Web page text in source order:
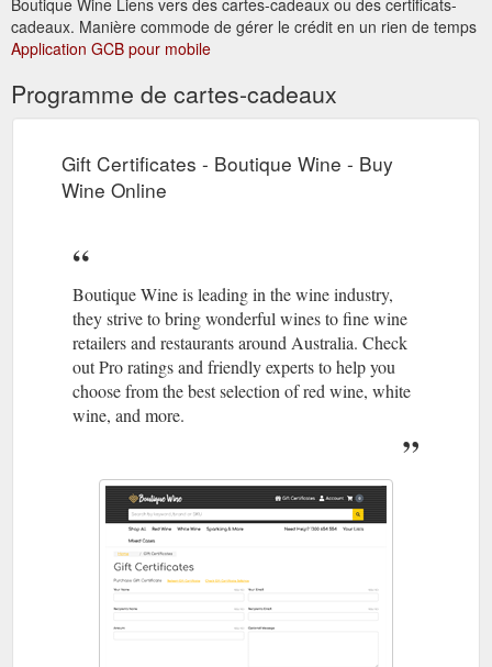
cadeaux. Manière commode de gérer le crédit en un rien de temps
Application GCB pour mobile
Programme de cartes-cadeaux
Gift Certificates - Boutique Wine - Buy
Wine Online
Boutique Wine is leading in the wine industry,
they strive to bring wonderful wines to fine wine
retailers and restaurants around Australia. Check
out Pro ratings and friendly experts to help you
choose from the best selection of red wine, white
wine, and more.